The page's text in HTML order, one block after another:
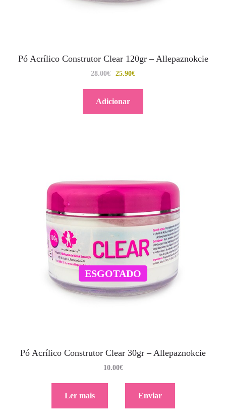
Pó Acrílico Construtor Clear 120gr – Allepaznokcie
28.00€ 25.90€
Adicionar
ESGOTADO
Pó Acrílico Construtor Clear 30gr – Allepaznokcie
10.00€
Ler mais Enviar